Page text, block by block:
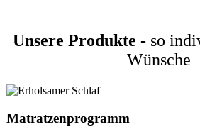
Unsere Produkte - so
Wünsche
Matratzenprogramm